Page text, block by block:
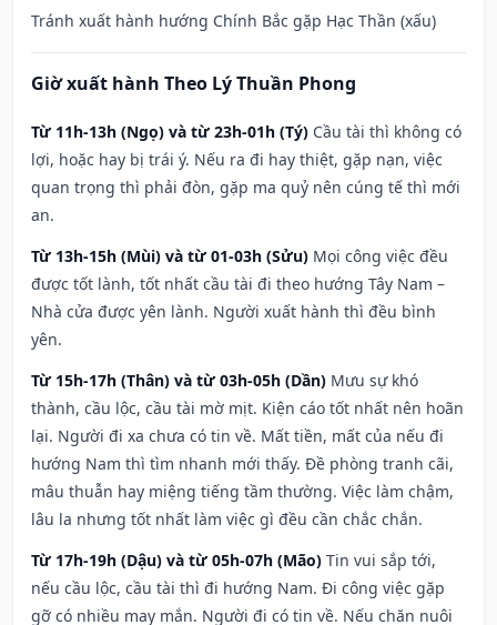
Tránh xuất hành hướng Chính Bắc gặp Hạc Thần (xấu)
Giờ xuất hành Theo Lý Thuần Phong
Từ 11h-13h (Ngọ) và từ 23h-01h (Tý) Cầu tài thì không có
lợi, hoặc hay bị trái ý. Nếu ra đi hay thiệt, gặp nạn, việc
quan trọng thì phải đòn, gặp ma quỷ nên cúng tế thì mới
an.
Từ 13h-15h (Mùi) và từ 01-03h (Sửu) Mọi công việc đều
được tốt lành, tốt nhất cầu tài đi theo hướng Tây Nam –
Nhà cửa được yên lành. Người xuất hành thì đều bình
yên.
Từ 15h-17h (Thân) và từ 03h-05h (Dần) Mưu sự khó
thành, cầu lộc, cầu tài mờ mịt. Kiện cáo tốt nhất nên hoãn
lại. Người đi xa chưa có tin về. Mất tiền, mất của nếu đi
hướng Nam thì tìm nhanh mới thấy. Đề phòng tranh cãi,
mâu thuẫn hay miệng tiếng tầm thường. Việc làm chậm,
lâu la nhưng tốt nhất làm việc gì đều cần chắc chắn.
Từ 17h-19h (Dậu) và từ 05h-07h (Mão) Tin vui sắp tới,
nếu cầu lộc, cầu tài thì đi hướng Nam. Đi công việc gặp
gỡ có nhiều may mắn. Người đi có tin về. Nếu chăn nuôi